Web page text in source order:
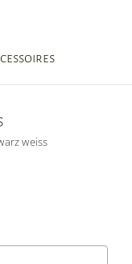
weiss